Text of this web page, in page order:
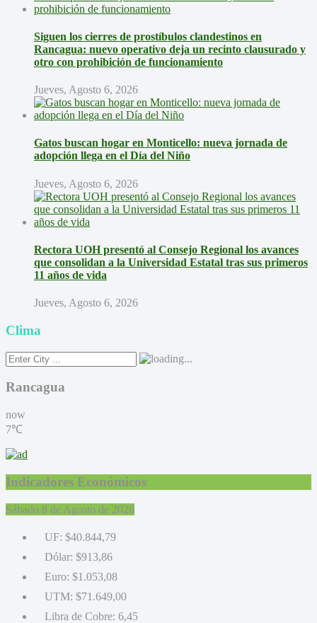
Siguen los cierres de prostíbulos clandestinos en
Rancagua: nuevo operativo deja un recinto clausurado y
otro con prohibición de funcionamiento
Jueves, Agosto 6, 2026
Gatos buscan hogar en Monticello: nueva jornada de
adopción llega en el Día del Niño
Jueves, Agosto 6, 2026
Rectora UOH presentó al Consejo Regional los avances
que consolidan a la Universidad Estatal tras sus primeros
11 años de vida
Jueves, Agosto 6, 2026
Clima
Rancagua
now
7℃
Indicadores Económicos
Sábado 8 de Agosto de 2026
UF: $40.844,79
Dólar: $913,86
Euro: $1.053,08
UTM: $71.649,00
Libra de Cobre: 6,45